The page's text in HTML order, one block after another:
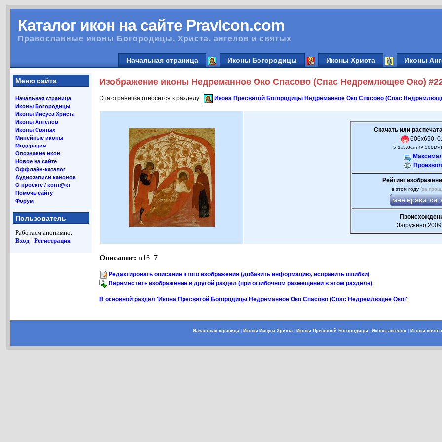
Каталог икон на сайте PravIcon.com
Православные иконы Богородицы, Христа, ангелов и святых
Начальная страница Иконы Богородицы Иконы Христа Иконы
Меню сайта
Начальная страница
Иконы Богородицы
Иконы Иисуса Христа
Иконы Ангелов
Иконы Святых
Минейные иконы
Модерация
Опознание икон
Новое на сайте
Оффлайн-каталог
Аудиозаписи канонов
О проекте / конт@кт
Помочь сайту
Форум
Пользователь
Работаем анонимно.
Вход |Регистрация
Изображение иконы Недреманное Око Спасово (Спас Недремлющее Око)
Эта страничка относится к разделу Икона Пресвятой Богородицы Недреманное Око Спасово (Спас
Скачать или
606x690,
5.1x5.8cm @
Рейтинг
в этом году(за
Загружено
Описание: n16_7
Редактировать описание этого изображения (добавить информацию, исправить ошибки).
Переместить изображение в другой раздел (при ошибочном размещении в этом разделе).
В основной раздел 'Икона Пресвятой Богородицы Недреманное Око Спасово (Спас Недремлющее Око)'.
Начальная страница Иконы Иисуса Христа Иконы Пресвятой Богородицы Иконы ангелов Иконы